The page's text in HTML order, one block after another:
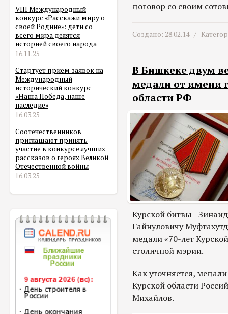
VIII Международный
конкурс «Расскажи миру о
своей Родине»: дети со
всего мира делятся
историей своего народа
16.11.25
Стартует прием заявок на
Международный
исторический конкурс
«Наша Победа, наше
наследие»
16.03.25
Соотечественников
приглашают принять
участие в конкурсе лучших
рассказов о героях Великой
Отечественной войны
16.03.25
договор со своим
Создано: 28.02.14 /
В Бишкеке двум
медали от имени
области РФ
Курской битвы -
Гайнуловичу
медали «70-лет
столичной мэрии.
Как уточняется,
Курской области
Михайлов.